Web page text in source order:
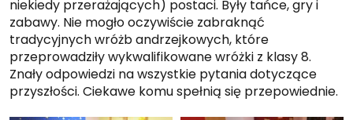
niekiedy przerażających) postaci. Były tańce, gry i
zabawy. Nie mogło oczywiście zabraknąć
tradycyjnych wróżb andrzejkowych, które
przeprowadziły wykwalifikowane wróżki z klasy 8.
Znały odpowiedzi na wszystkie pytania dotyczące
przyszłości. Ciekawe komu spełnią się przepowiednie.